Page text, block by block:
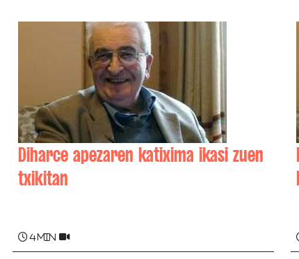
Diharce apezaren katixima ikasi zuen
txikitan
4 min